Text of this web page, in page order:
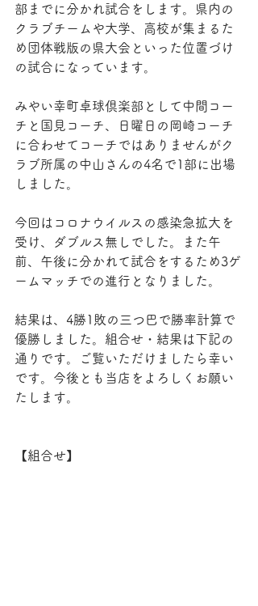
部までに分かれ試合をします。県内の
クラブチームや大学、高校が集まるた
め団体戦版の県大会といった位置づけ
の試合になっています。
みやい幸町卓球倶楽部として中間コー
チと国見コーチ、日曜日の岡崎コーチ
に合わせてコーチではありませんがク
ラブ所属の中山さんの4名で1部に出場
しました。
今回はコロナウイルスの感染急拡大を
受け、ダブルス無しでした。また午
前、午後に分かれて試合をするため3ゲ
ームマッチでの進行となりました。
結果は、4勝1敗の三つ巴で勝率計算で
優勝しました。組合せ・結果は下記の
通りです。ご覧いただけましたら幸い
です。今後とも当店をよろしくお願い
たします。
【組合せ】